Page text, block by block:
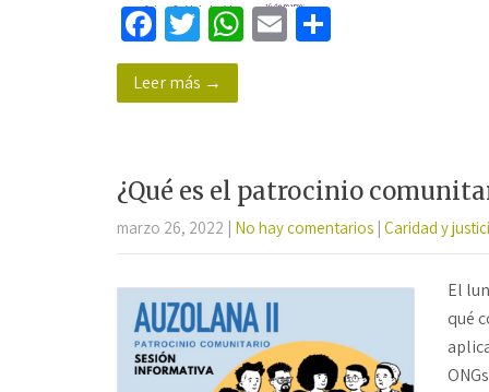
Fa
ce
b
k
T
wi
tt
W
p
E
tir
Leer más →
¿Qué es el patrocinio
marzo 26, 2022 No hay comentarios Caridad y
El
qué